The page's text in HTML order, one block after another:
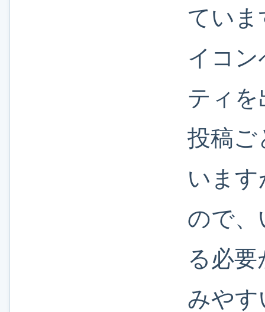
ていま
イコ
ティ
投稿ご
いま
ので、
る必
みやす